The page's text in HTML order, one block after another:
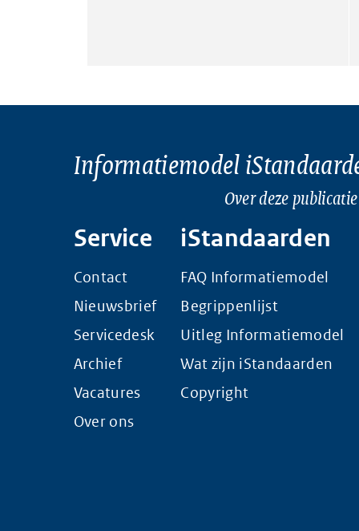
Informatiemodel
Over deze publicatie
Service
Contact
Nieuwsbrief
Servicedesk
Archief
Vacatures
Over ons
iStandaarden
FAQ Informatiemodel
Begrippenlijst
Uitleg Informatiemodel
Wat zijn iStandaarden
Copyright